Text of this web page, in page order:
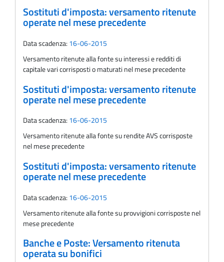
Sostituti d'imposta: versamento ritenute
operate nel mese precedente
Data scadenza: 16-06-2015
Versamento ritenute alla fonte su interessi e redditi di
capitale vari corrisposti o maturati nel mese precedente
Sostituti d'imposta: versamento ritenute
operate nel mese precedente
Data scadenza: 16-06-2015
Versamento ritenute alla fonte su rendite AVS corrisposte
nel mese precedente
Sostituti d'imposta: versamento ritenute
operate nel mese precedente
Data scadenza: 16-06-2015
Versamento ritenute alla fonte su provvigioni corrisposte nel
mese precedente
Banche e Poste: Versamento ritenuta
operata su bonifici